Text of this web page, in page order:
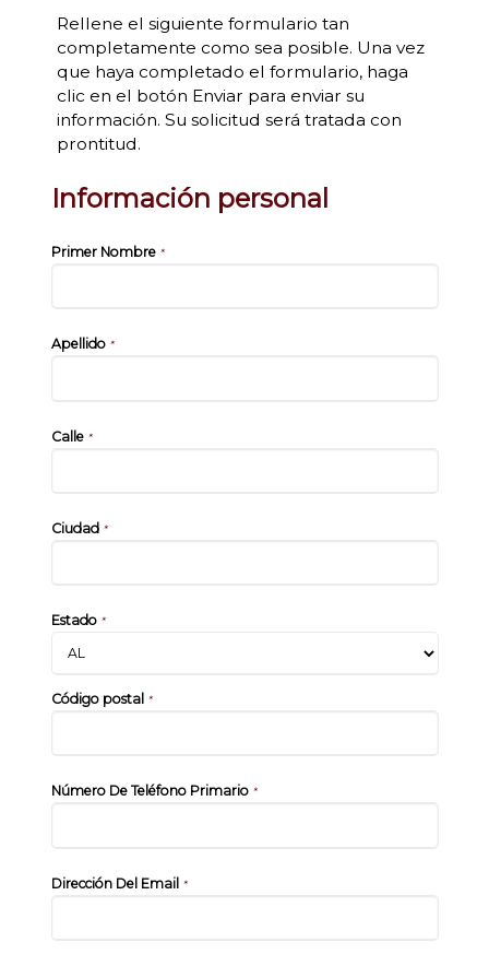
Rellene el siguiente formulario tan
completamente como sea posible. Una vez
que haya completado el formulario, haga
clic en el botón Enviar para enviar su
información. Su solicitud será tratada con
prontitud.
Información personal
Primer Nombre *
Apellido*
Calle*
Ciudad*
Estado*
Código postal *
Número De Teléfono Primario*
Dirección Del Email *